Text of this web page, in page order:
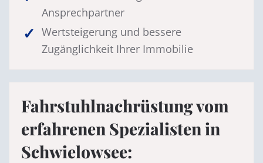
Ansprechpartner
Wertsteigerung und bessere
Zugänglichkeit Ihrer Immobilie
Fahrstuhlnachrüstung vom
erfahrenen Spezialisten in
Schwielowsee: